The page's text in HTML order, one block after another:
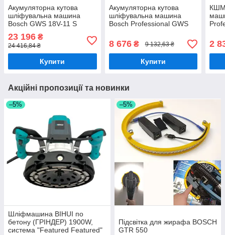
Акумуляторна кутова
шліфувальна машина
Bosch GWS 18V-11 S
Professional L-BOXX (АКБ і
ЗП) (06019N4002)
23 196 ₴
24 416,84 ₴
Купити
Акумуляторна кутова
шліфувальна машина
Bosch Professional GWS
8 676₴ 9 132,63 ₴
Купити
КШМ
2
Акційні пропозиції та новинки
–5%
Шліфмашина BIHUI по
бетону (ГРІНДЕР) 1900W,
система "Featured Featured"
–5%
Підсвітка для жирафа BOSCH
GTR 550